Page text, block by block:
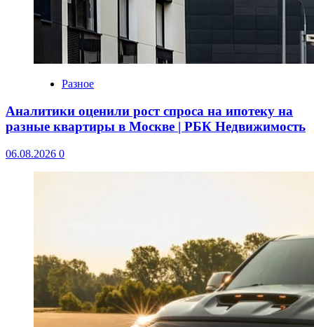
Разное
Аналитики оценили рост спроса на ипотеку на
разные квартиры в Москве | РБК Недвижимость
06.08.2026 0